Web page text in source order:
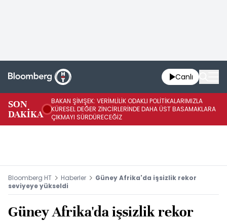
Canlı
SON
DAKİKA
BAKAN ŞİMŞEK: VERİMLİLİK ODAKLI POLİTİKALARIMIZLA
KÜRESEL DEĞER ZİNCİRLERİNDE DAHA ÜST BASAMAKLARA
ÇIKMAYI SÜRDÜRECEĞİZ
Bloomberg HT Haberler
Güney Afrika'da işsizlik rekor
seviyeye yükseldi
Güney Afrika'da işsizlik rekor